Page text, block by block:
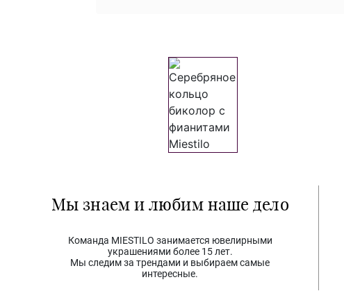
Мы знаем и любим наше дело
Команда MIESTILO занимается ювелирными
украшениями более 15 лет.
Мы следим за трендами и выбираем самые
интересные.